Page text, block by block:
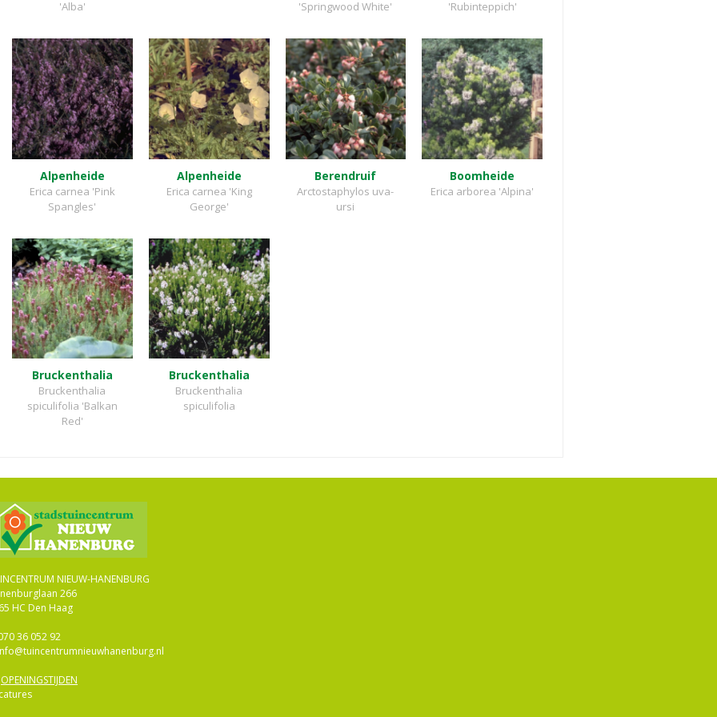
'Alba'
'Springwood White'
'Rubinteppich'
Alpenheide
Erica carnea 'Pink
Spangles'
Alpenheide
Erica carnea 'King
George'
Berendruif
Arctostaphylos uva-
ursi
Boomheide
Erica arborea 'Alpina'
Bruckenthalia
Bruckenthalia
spiculifolia 'Balkan
Red'
Bruckenthalia
Bruckenthalia
spiculifolia
NIEUW-HANENBURG
266
HC Den Haag
36 052 92
OPENINGSTIJDEN